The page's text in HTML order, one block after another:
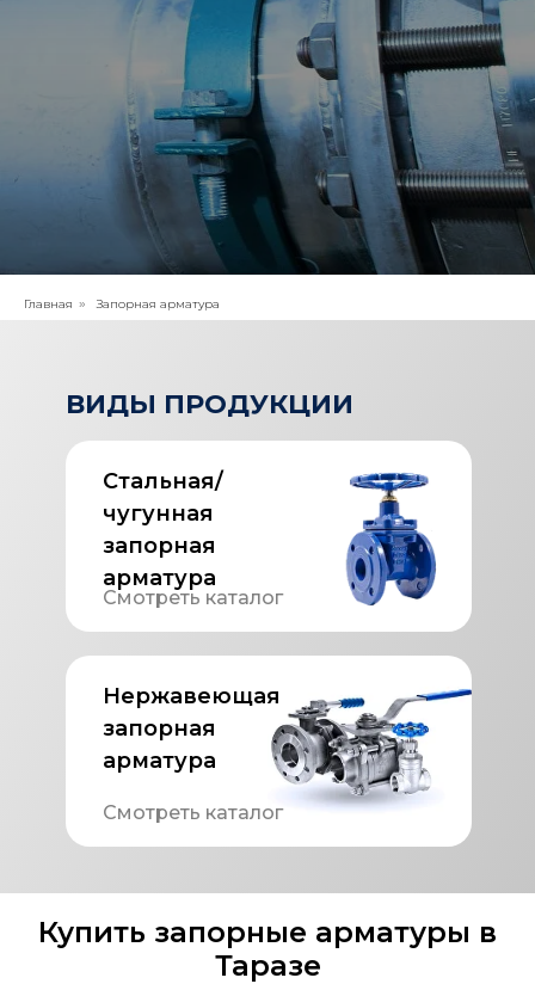
Главная » Запорная арматура
ВИДЫ ПРОДУКЦИИ
Стальная/
чугунная
запорная
арматура
Смотреть каталог
Нержавеющая
запорная
арматура
Смотреть каталог
Купить запорные арматуры в
Таразе